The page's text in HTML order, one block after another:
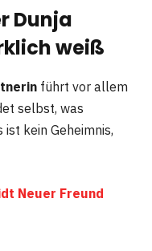
Dunja
weiß
führt vor allem
selbst, was
kein Geheimnis,
Neuer Freund